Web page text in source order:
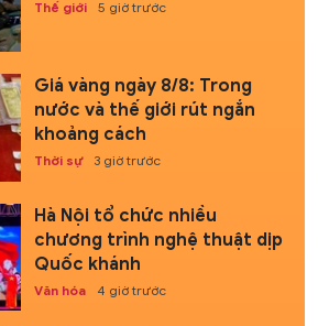
Thế giới 5 giờ trước
Giá vàng ngày 8/8: Trong
nước và thế giới rút ngắn
khoảng cách
Thời sự 3 giờ trước
Hà Nội tổ chức nhiều
chương trình nghệ thuật dịp
Quốc khánh
Văn hóa 4 giờ trước